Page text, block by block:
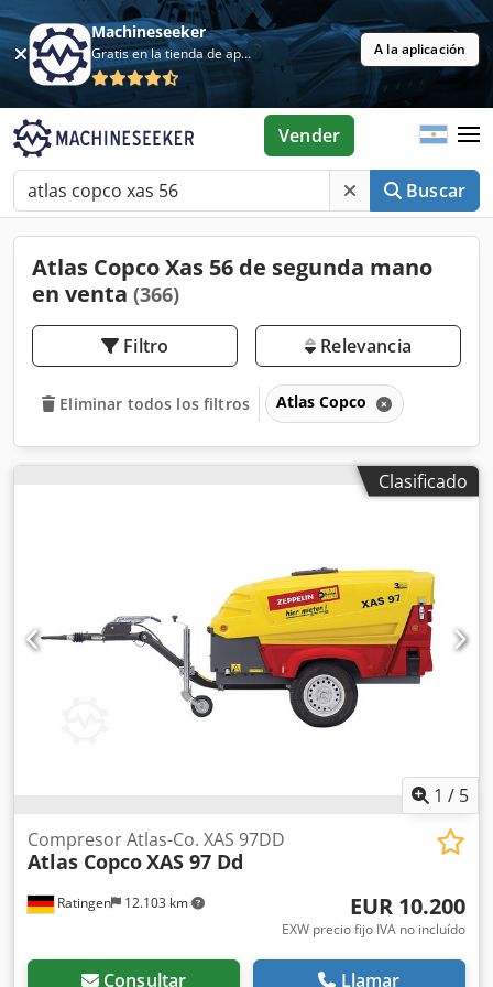
Machineseeker
Gratis en la tienda de aplicaciones A la aplicación
Buscar
Vender
Atlas Copco Xas 56 de segunda mano
en venta (366)
Filtro Relevancia
Eliminar todos los filtros Atlas Copco
Clasificado
1 / 5
Ratingen 12.103 km
Compresor Atlas-Co. XAS 97DD
Atlas CopcoXAS 97 Dd
EUR 10.200
EXW precio fijo IVA no incluído
Consultar Llamar